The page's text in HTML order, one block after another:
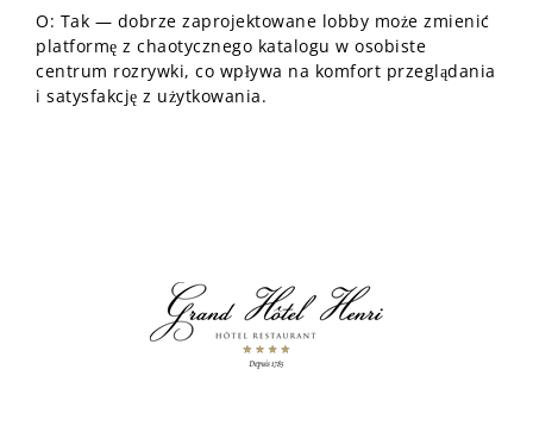
O: Tak — dobrze zaprojektowane lobby może zmienić
platformę z chaotycznego katalogu w osobiste
centrum rozrywki, co wpływa na komfort przeglądania
i satysfakcję z użytkowania.